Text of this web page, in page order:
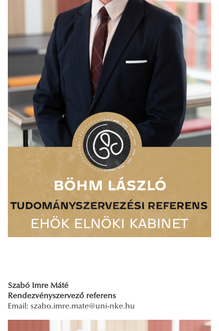
Szabó Imre Máté
Rendezvényszervező referens
Email: szabo.imre.mate@uni-nke.hu